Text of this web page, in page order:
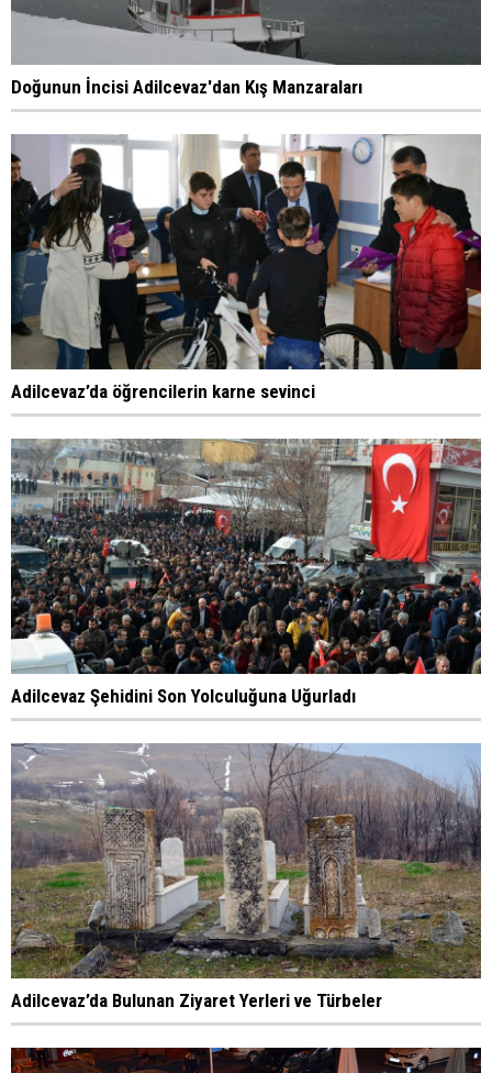
Doğunun İncisi Adilcevaz'dan Kış Manzaraları
Adilcevaz’da öğrencilerin karne sevinci
Adilcevaz Şehidini Son Yolculuğuna Uğurladı
Adilcevaz’da Bulunan Ziyaret Yerleri ve Türbeler